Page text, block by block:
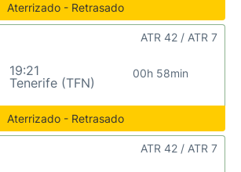
Aterrizado - Retrasado
19:21
Tenerife (TFN)
00h 58min
ATR 42 / ATR 7
Aterrizado - Retrasado
ATR 42 / ATR 7